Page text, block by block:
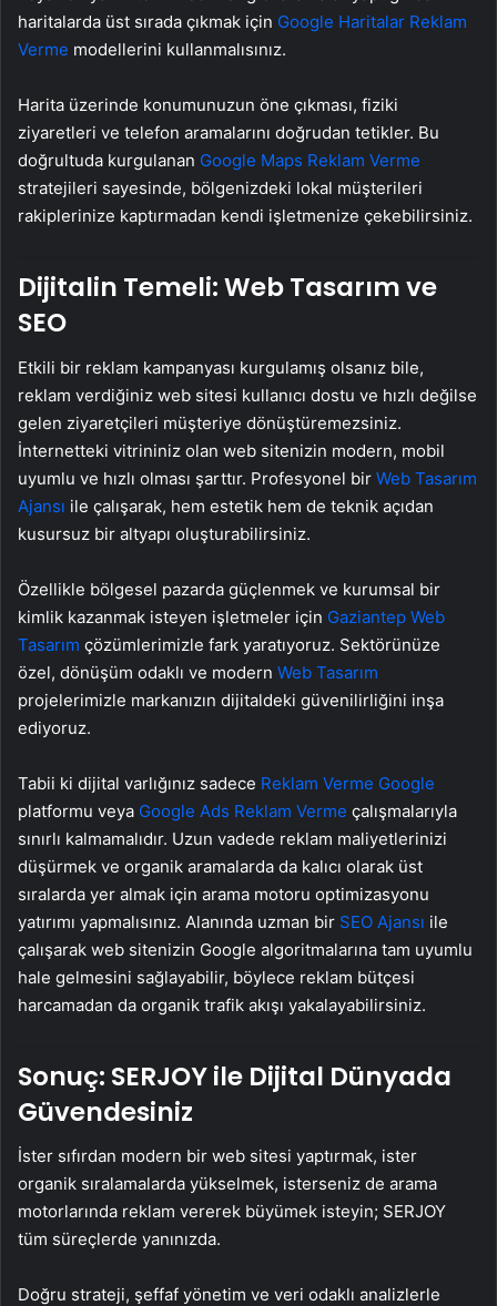
haritalarda üst sırada çıkmak için Google Haritalar Reklam
Verme modellerini kullanmalısınız.
Harita üzerinde konumunuzun öne çıkması, fiziki
ziyaretleri ve telefon aramalarını doğrudan tetikler. Bu
doğrultuda kurgulanan Google Maps Reklam Verme
stratejileri sayesinde, bölgenizdeki lokal müşterileri
rakiplerinize kaptırmadan kendi işletmenize çekebilirsiniz.
Dijitalin Temeli: Web Tasarım ve
SEO
Etkili bir reklam kampanyası kurgulamış olsanız bile,
reklam verdiğiniz web sitesi kullanıcı dostu ve hızlı değilse
gelen ziyaretçileri müşteriye dönüştüremezsiniz.
İnternetteki vitrininiz olan web sitenizin modern, mobil
uyumlu ve hızlı olması şarttır. Profesyonel bir Web Tasarım
Ajansı ile çalışarak, hem estetik hem de teknik açıdan
kusursuz bir altyapı oluşturabilirsiniz.
Özellikle bölgesel pazarda güçlenmek ve kurumsal bir
kimlik kazanmak isteyen işletmeler için Gaziantep Web
Tasarım çözümlerimizle fark yaratıyoruz. Sektörünüze
özel, dönüşüm odaklı ve modern Web Tasarım
projelerimizle markanızın dijitaldeki güvenilirliğini inşa
ediyoruz.
Tabii ki dijital varlığınız sadece Reklam Verme Google
platformu veya Google Ads Reklam Verme çalışmalarıyla
sınırlı kalmamalıdır. Uzun vadede reklam maliyetlerinizi
düşürmek ve organik aramalarda da kalıcı olarak üst
sıralarda yer almak için arama motoru optimizasyonu
yatırımı yapmalısınız. Alanında uzman bir SEO Ajansı ile
çalışarak web sitenizin Google algoritmalarına tam uyumlu
hale gelmesini sağlayabilir, böylece reklam bütçesi
harcamadan da organik trafik akışı yakalayabilirsiniz.
Sonuç: SERJOY ile Dijital Dünyada
Güvendesiniz
İster sıfırdan modern bir web sitesi yaptırmak, ister
organik sıralamalarda yükselmek, isterseniz de arama
motorlarında reklam vererek büyümek isteyin; SERJOY
tüm süreçlerde yanınızda.
Doğru strateji, şeffaf yönetim ve veri odaklı analizlerle